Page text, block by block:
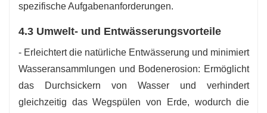
spezifische Aufgabenanforderungen.
4.3 Umwelt- und Entwässerungsvorteile
- Erleichtert die natürliche Entwässerung und minimiert
Wasseransammlungen und Bodenerosion: Ermöglicht
das Durchsickern von Wasser und verhindert
gleichzeitig das Wegspülen von Erde, wodurch die